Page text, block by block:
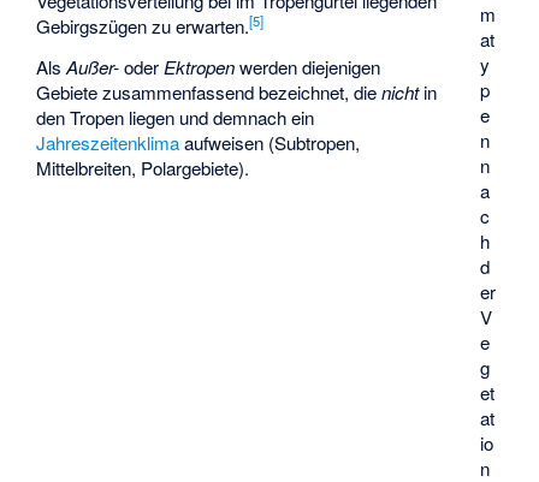
m
at
y
p
e
n
n
a
c
h
d
er
V
e
g
et
at
io
n
Gebirgszügen zu erwarten.[5]
AlsAußer-oder Ektropenwerden diejenigen
Gebiete zusammenfassend bezeichnet, dienichtin
den Tropen liegen und demnach ein
Jahreszeitenklimaaufweisen (Subtropen,
Mittelbreiten, Polargebiete).